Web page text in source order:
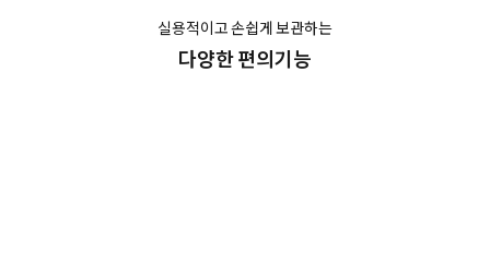
실용적이고 손쉽게 보관하는
다양한 편의기능